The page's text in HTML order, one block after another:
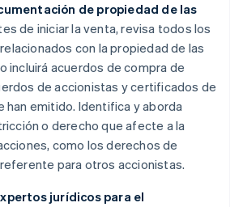
de propiedad de las
de iniciar la venta, revisa todos los
con la propiedad de las
incluirá acuerdos de compra de
de accionistas y certificados de
han emitido. Identifica y aborda
o derecho que afecte a la
como los derechos de
para otros accionistas.
jurídicos para el